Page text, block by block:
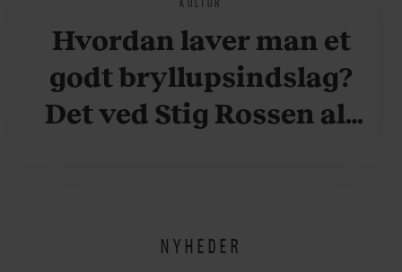
Hvordan laver man et
godt bryllupsindslag?
Det ved Stig Rossen alt
NYHEDER